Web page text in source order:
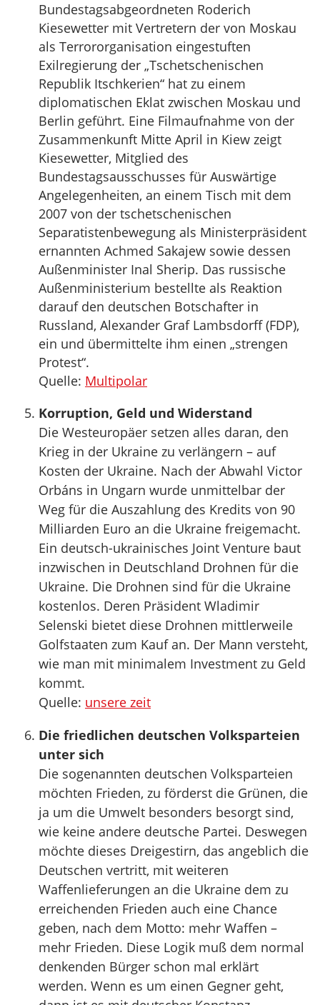
Bundestagsabgeordneten Roderich
Kiesewetter mit Vertretern der von Moskau
als Terrororganisation eingestuften
Exilregierung der „Tschetschenischen
Republik Itschkerien“ hat zu einem
diplomatischen Eklat zwischen Moskau und
Berlin geführt. Eine Filmaufnahme von der
Zusammenkunft Mitte April in Kiew zeigt
Kiesewetter, Mitglied des
Bundestagsausschusses für Auswärtige
Angelegenheiten, an einem Tisch mit dem
2007 von der tschetschenischen
Separatistenbewegung als Ministerpräsident
ernannten Achmed Sakajew sowie dessen
Außenminister Inal Sherip. Das russische
Außenministerium bestellte als Reaktion
darauf den deutschen Botschafter in
Russland, Alexander Graf Lambsdorff (FDP),
ein und übermittelte ihm einen „strengen
Protest“.
Quelle: Multipolar
Korruption, Geld und Widerstand
Die Westeuropäer setzen alles daran, den
Krieg in der Ukraine zu verlängern – auf
Kosten der Ukraine. Nach der Abwahl Victor
Orbáns in Ungarn wurde unmittelbar der
Weg für die Auszahlung des Kredits von 90
Milliarden Euro an die Ukraine freigemacht.
Ein deutsch-ukrainisches Joint Venture baut
inzwischen in Deutschland Drohnen für die
Ukraine. Die Drohnen sind für die Ukraine
kostenlos. Deren Präsident Wladimir
Selenski bietet diese Drohnen mittlerweile
Golfstaaten zum Kauf an. Der Mann versteht,
wie man mit minimalem Investment zu Geld
kommt.
Quelle: unsere zeit
Die friedlichen deutschen Volksparteien
unter sich
Die sogenannten deutschen Volksparteien
möchten Frieden, zu förderst die Grünen, die
ja um die Umwelt besonders besorgt sind,
wie keine andere deutsche Partei. Deswegen
möchte dieses Dreigestirn, das angeblich die
Deutschen vertritt, mit weiteren
Waffenlieferungen an die Ukraine dem zu
erreichenden Frieden auch eine Chance
geben, nach dem Motto: mehr Waffen –
mehr Frieden. Diese Logik muß dem normal
denkenden Bürger schon mal erklärt
werden. Wenn es um einen Gegner geht,